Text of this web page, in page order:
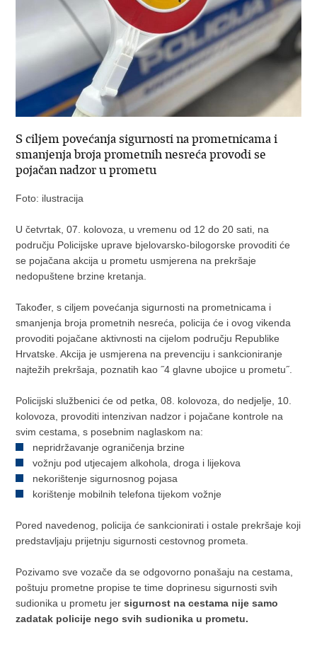
S ciljem povećanja sigurnosti na prometnicama i
smanjenja broja prometnih nesreća provodi se
pojačan nadzor u prometu
Foto: ilustracija
U četvrtak, 07. kolovoza, u vremenu od 12 do 20 sati, na
području Policijske uprave bjelovarsko-bilogorske provoditi će
se pojačana akcija u prometu usmjerena na prekršaje
nedopuštene brzine kretanja.
Također, s ciljem povećanja sigurnosti na prometnicama i
smanjenja broja prometnih nesreća, policija će i ovog vikenda
provoditi pojačane aktivnosti na cijelom području Republike
Hrvatske. Akcija je usmjerena na prevenciju i sankcioniranje
najtežih prekršaja, poznatih kao ˝4 glavne ubojice u prometu˝.
Policijski službenici će od petka, 08. kolovoza, do nedjelje, 10.
kolovoza, provoditi intenzivan nadzor i pojačane kontrole na
svim cestama, s posebnim naglaskom na:
nepridržavanje ograničenja brzine
vožnju pod utjecajem alkohola, droga i lijekova
nekorištenje sigurnosnog pojasa
korištenje mobilnih telefona tijekom vožnje
Pored navedenog, policija će sankcionirati i ostale prekršaje koji
predstavljaju prijetnju sigurnosti cestovnog prometa.
Pozivamo sve vozače da se odgovorno ponašaju na cestama,
poštuju prometne propise te time doprinesu sigurnosti svih
sudionika u prometu jersigurnost na cestama nije samo
zadatak policije nego svih sudionika u prometu.